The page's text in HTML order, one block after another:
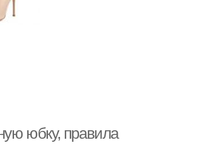
юбку, правила